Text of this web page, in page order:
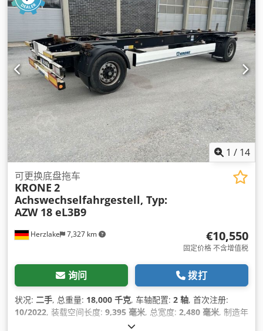
1 / 14
Herzlake 7,327 km
可更换底盘拖车
KRONE 2
Achswechselfahrgestell, Typ:
AZW 18 eL3B9
€10,550
固定价格 不含增值税
询问 拨打
状况: 二手, 总重量: 18,000 千克, 车轴配置: 2 轴, 首次注册:
10/2022, 装载空间长度: 9,395 毫米, 总宽度: 2,480 毫米, 制造年
防抱死制动系统 (ABS)